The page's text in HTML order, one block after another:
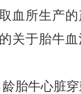
血所生产
关于胎牛
龄胎牛心脏